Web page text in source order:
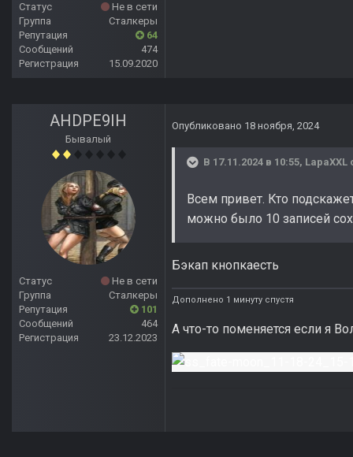
Статус
Не в сети
Группа
Сталкеры
Репутация
64
Сообщений
474
Регистрация
15.09.2020
AHDPE9IH
Бывалый
Статус
Не в сети
Группа
Сталкеры
Репутация
101
Сообщений
464
Регистрация
23.12.2023
Опубликовано 18 ноября, 2024
В 17.11.2024 в 10:55, LapaXXL
Всем привет. Кто
можно было 10 записей
Бэкап кнопкаесть
Дополнено 1 минуту спустя
А что-то поменяется если я